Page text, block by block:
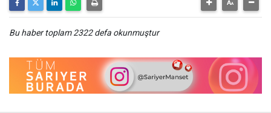
Bu haber toplam 2322 defa okunmuştur